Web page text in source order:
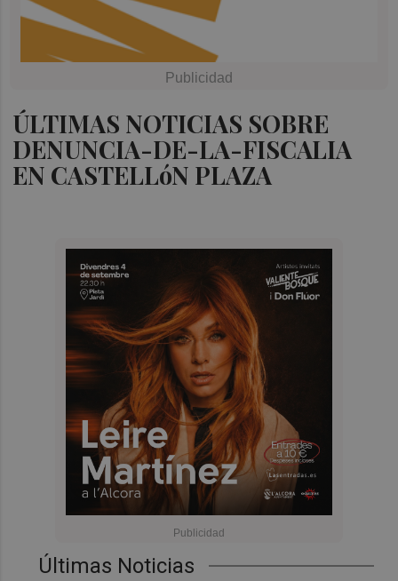
ÚLTIMAS NOTICIAS SOBRE
DENUNCIA-DE-LA-FISCALIA
EN CASTELLóN PLAZA
Últimas Noticias